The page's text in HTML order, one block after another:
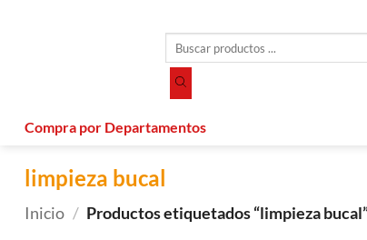
productos
Compra por Departamentos
limpieza bucal
Inicio / Productos etiquetados “limpieza